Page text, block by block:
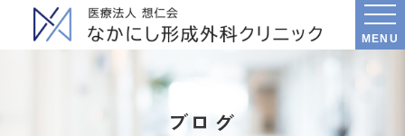
MENU
ブログ